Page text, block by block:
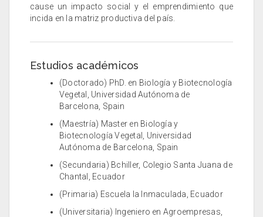
cause un impacto social y el emprendimiento que
incida en la matriz productiva del país.
Estudios académicos
(Doctorado) PhD. en Biología y Biotecnología
Vegetal, Universidad Autónoma de
Barcelona, Spain
(Maestría) Master en Biología y
Biotecnología Vegetal, Universidad
Autónoma de Barcelona, Spain
(Secundaria) Bchiller, Colegio Santa Juana de
Chantal, Ecuador
(Primaria) Escuela la Inmaculada, Ecuador
(Universitaria) Ingeniero en Agroempresas,